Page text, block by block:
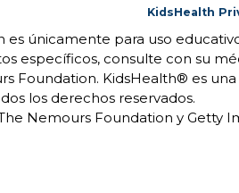
KidsHealth
es únicamente para uso
específicos, consulte con su
Foundation. KidsHealth® es
los derechos reservados.
Nemours Foundation y Getty